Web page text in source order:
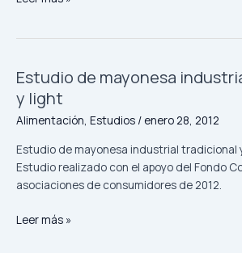
Estudio de mayonesa
y light
Alimentación Estudios / enero 28, 2012
Estudio de mayonesa industrial tradicional
Estudio realizado con el apoyo del Fondo
asociaciones de consumidores de 2012.
Estudio
de
mayonesa
industrial
tradicional
y
light
Leer más »